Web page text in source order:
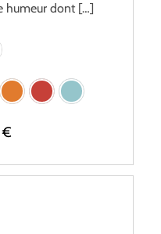
humeur dont […]
€